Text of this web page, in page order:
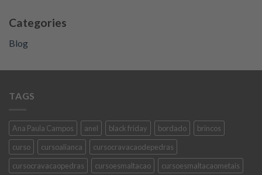
Categories
Blog
TAGS
Ana Paula Campos anel black friday bordado
brincos
curso
cursoalianca
cursocravacaodepedras
cursocravacaopedras
cursoesmaltacao
cursoesmaltacaometais